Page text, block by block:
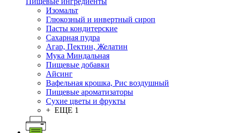
Изомальт
Глюкозный и инвертный сироп
Пасты кондитерские
Сахарная пудра
Агар, Пектин, Желатин
Мука Миндальная
Пищевые добавки
Айсинг
Вафельная крошка, Рис воздушный
Пищевые ароматизаторы
Сухие цветы и фрукты
+ ЕЩЕ 1